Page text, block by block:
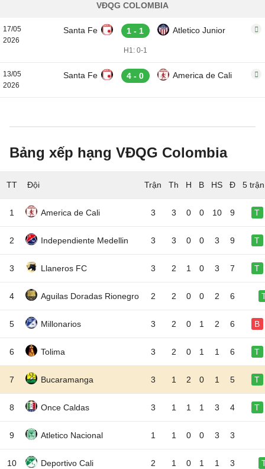
VĐQG COLOMBIA
17/05
2026
Santa Fe 1 - 1 Atletico Junior
H1: 0-1
13/05
2026
Santa Fe 4 - 0 America de Cali
Bảng xếp hạng VĐQG Colombia
TT Đội 5
1 America de Cali 3 3 0 0 10 9 T
2 Independiente Medellin 3 3 0 0 3 9 T
3 Llaneros FC 3 2 1 0 3 7 T
4 Aguilas Doradas Rionegro 2 2 0 0 2 6
5 Millonarios 3 2 0 1 2 6 B
6 Tolima 3 2 0 1 1 6 T
7 Bucaramanga 3 1 2 0 1 5 T
8 Once Caldas 3 1 1 1 3 4 T
9 Atletico Nacional 1 1 0 0 3 3
10 Deportivo Cali 2 1 0 1 1 3